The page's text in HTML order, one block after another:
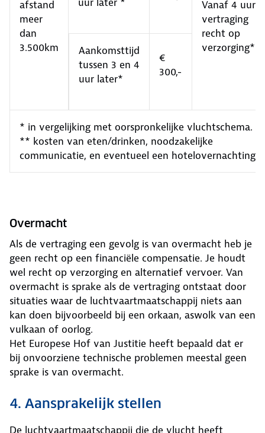
afstand
meer
dan
3.500km
Vanaf 4 uur
vertraging
recht op
verzorging**
Aankomsttijd
tussen 3 en 4
uur later*
€
300,-
* in vergelijking met oorspronkelijke vluchtschema.
** kosten van eten/drinken, noodzakelijke
communicatie, en eventueel een hotelovernachting.
Overmacht
Als de vertraging een gevolg is van overmacht heb je
geen recht op een financiële compensatie. Je houdt
wel recht op verzorging en alternatief vervoer. Van
overmacht is sprake als de vertraging ontstaat door
situaties waar de luchtvaartmaatschappij niets aan
kan doen bijvoorbeeld bij een orkaan, aswolk van een
vulkaan of oorlog.
Het Europese Hof van Justitie heeft bepaald dat er
bij onvoorziene technische problemen meestal geen
sprake is van overmacht.
4. Aansprakelijk stellen
De luchtvaartmaatschappij die de vlucht heeft